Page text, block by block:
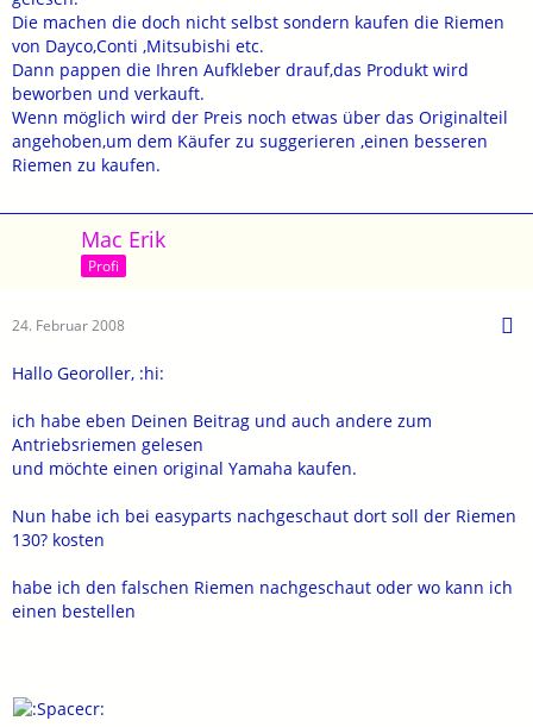
Die machen die doch nicht selbst sondern kaufen die Riemen
von Dayco,Conti ,Mitsubishi etc.
Dann pappen die Ihren Aufkleber drauf,das Produkt wird
beworben und verkauft.
Wenn möglich wird der Preis noch etwas über das Originalteil
angehoben,um dem Käufer zu suggerieren ,einen besseren
Riemen zu kaufen.
Mac Erik
Profi
24. Februar 2008
Hallo Georoller, :hi:
ich habe eben Deinen Beitrag und auch andere zum
Antriebsriemen gelesen
und möchte einen original Yamaha kaufen.
Nun habe ich bei easyparts nachgeschaut dort soll der Riemen
130? kosten
habe ich den falschen Riemen nachgeschaut oder wo kann ich
einen bestellen